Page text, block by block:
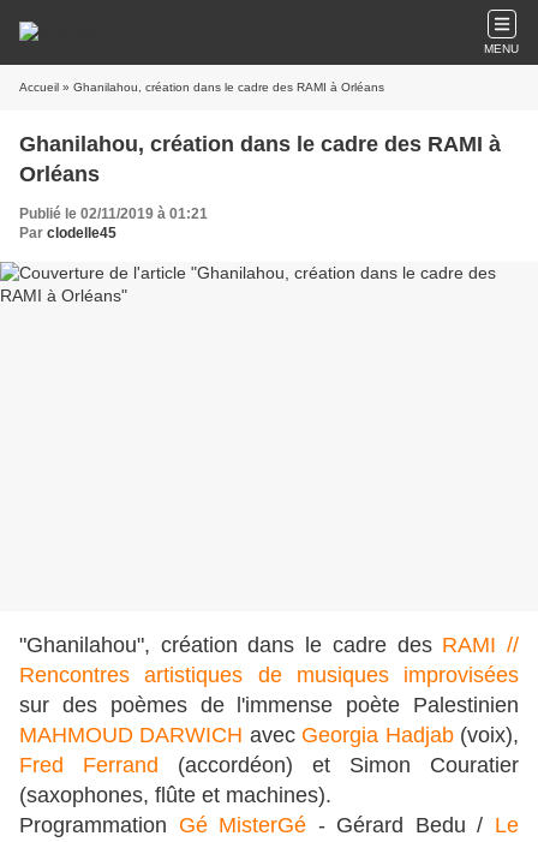
MENU
Accueil » Ghanilahou, création dans le cadre des RAMI à Orléans
Ghanilahou, création dans le cadre des RAMI à
Orléans
Publié le 02/11/2019 à 01:21
Par clodelle45
"Ghanilahou", création dans le cadre des RAMI //
Rencontres artistiques de musiques improvisées
sur des poèmes de l'immense poète Palestinien
MAHMOUD DARWICH avec Georgia Hadjab(voix),
Fred Ferrand (accordéon) et Simon Couratier
(saxophones, flûte et machines).
Programmation Gé MisterGé - Gérard Bedu / Le